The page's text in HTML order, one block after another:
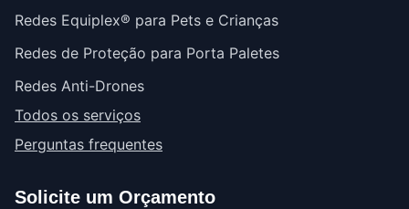
Redes Equiplex® para Pets e Crianças
Redes de Proteção para Porta Paletes
Redes Anti-Drones
Todos os serviços
Perguntas frequentes
Solicite um Orçamento